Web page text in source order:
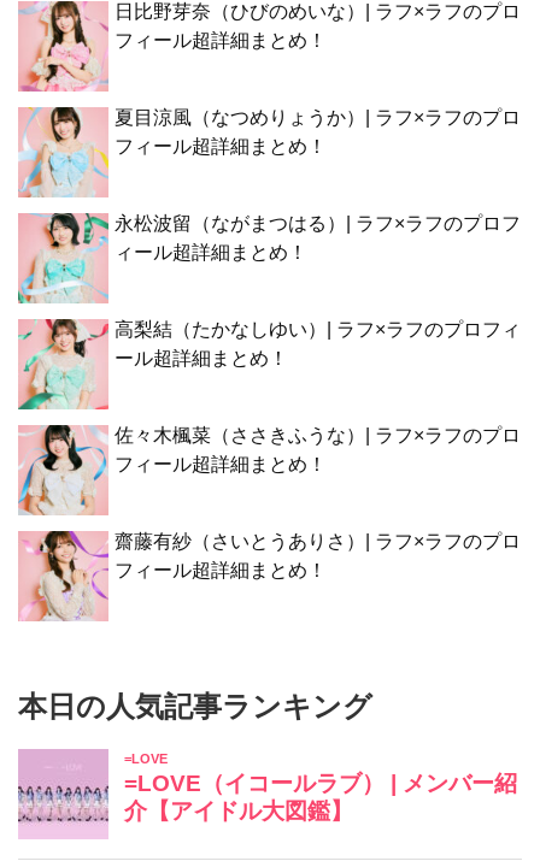
日比野芽奈（ひびのめいな）| ラフ×ラフのプロ
フィール超詳細まとめ！
夏目涼風（なつめりょうか）| ラフ×ラフのプロ
フィール超詳細まとめ！
永松波留（ながまつはる）| ラフ×ラフのプロフ
ィール超詳細まとめ！
高梨結（たかなしゆい）| ラフ×ラフのプロフィ
ール超詳細まとめ！
佐々木楓菜（ささきふうな）| ラフ×ラフのプロ
フィール超詳細まとめ！
齋藤有紗（さいとうありさ）| ラフ×ラフのプロ
フィール超詳細まとめ！
本日の人気記事ランキング